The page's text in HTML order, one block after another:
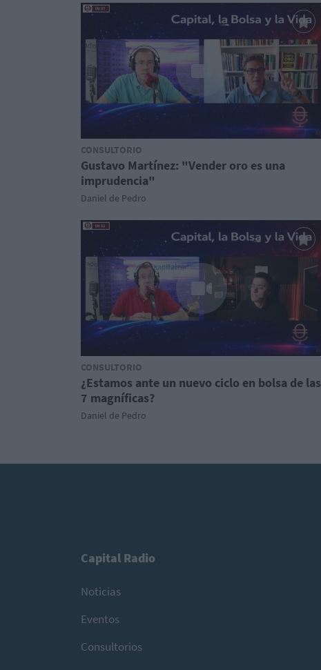
CONSULTORIO
Gustavo Martínez: "Vender oro es una
imprudencia"
Daniel de Pedro
CONSULTORIO
¿Estamos ante un nuevo ciclo en bolsa de las
7 magníficas?
Daniel de Pedro
Capital Radio
Noticias
Eventos
Consultorios